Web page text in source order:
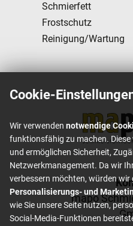
Schmierfett
Frostschutz
Reinigung/Wartung
Footer content
mapo
Cookie-
Wir verwenden notwendige
funktionsfähig zu machen.
und ermöglichen Sicherheit,
Netzwerkmanagement. Da wir
verbessern möchten, würden wir
Personalisierungs- und
wie Sie unsere Seite nutzen,
Social-Media-Funktionen